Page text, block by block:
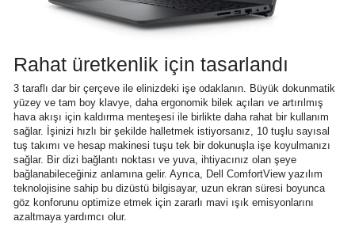
Rahat üretkenlik için tasarlandı
3 taraflı dar bir çerçeve ile elinizdeki işe odaklanın. Büyük dokunmatik
yüzey ve tam boy klavye, daha ergonomik bilek açıları ve artırılmış
hava akışı için kaldırma menteşesi ile birlikte daha rahat bir kullanım
sağlar. İşinizi hızlı bir şekilde halletmek istiyorsanız, 10 tuşlu sayısal
tuş takımı ve hesap makinesi tuşu tek bir dokunuşla işe koyulmanızı
sağlar. Bir dizi bağlantı noktası ve yuva, ihtiyacınız olan şeye
bağlanabileceğiniz anlamına gelir. Ayrıca, Dell ComfortView yazılım
teknolojisine sahip bu dizüstü bilgisayar, uzun ekran süresi boyunca
göz konforunu optimize etmek için zararlı mavi ışık emisyonlarını
azaltmaya yardımcı olur.